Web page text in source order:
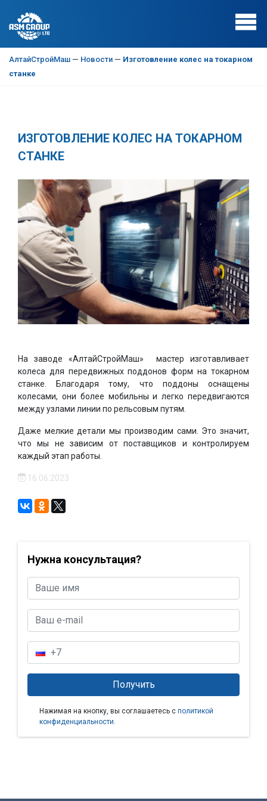
АлтайСтройМаш — Новости — Изготовление колес на токарном
станке
ИЗГОТОВЛЕНИЕ КОЛЕС НА ТОКАРНОМ
СТАНКЕ
На заводе «АлтайСтройМаш» мастер изготавливает
колеса для передвижных поддонов форм на токарном
станке. Благодаря тому, что поддоны оснащены
колесами, они более мобильны и легко передвигаются
между узлами линии по рельсовым путям.
Даже мелкие детали мы производим сами. Это значит,
что мы не зависим от поставщиков и контролируем
каждый этап работы.
16.06.2023
Нужна консультация?
Нажимая на кнопку, вы соглашаетесь с политикой
конфиденциальности